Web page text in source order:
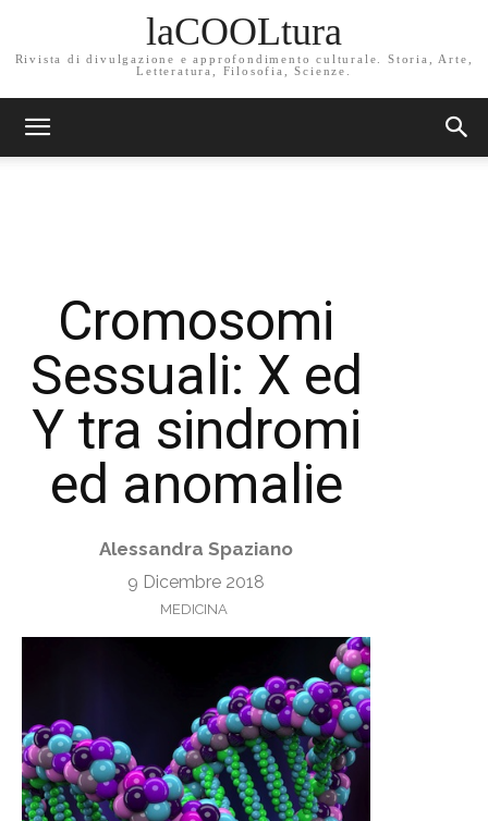
laCOOLtura
Rivista di divulgazione e approfondimento culturale. Storia, Arte,
Letteratura, Filosofia, Scienze.
Cromosomi
Sessuali: X ed
Y tra sindromi
ed anomalie
Alessandra Spaziano
9 Dicembre 2018
MEDICINA